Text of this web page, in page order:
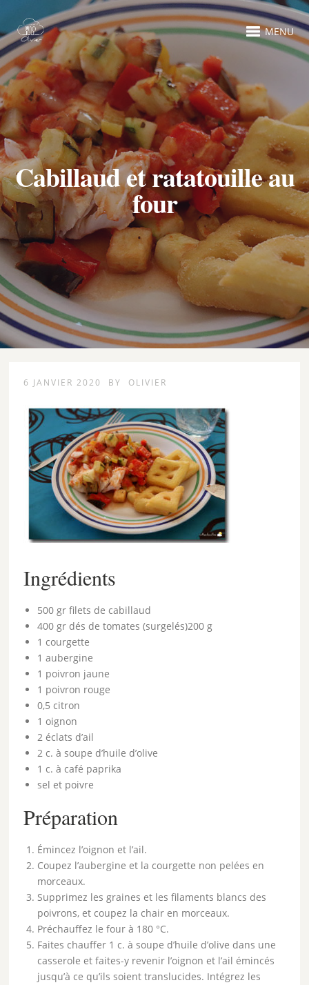
MENU
Cabillaud et ratatouille au
four
6 JANVIER 2020 BY OLIVIER
Ingrédients
500 grfilets de cabillaud
400 gr dés de tomates (surgelés)200 g
1 courgette
1 aubergine
1 poivron jaune
1 poivron rouge
0,5 citron
1 oignon
2 éclats d’ail
2 c. à soupe d’huile d’olive
1 c. à café paprika
sel et poivre
Préparation
Émincez l’oignon et l’ail.
Coupez l’aubergine et la courgette non pelées en
morceaux.
Supprimez les graines et les filaments blancs des
poivrons, et coupez la chair en morceaux.
Préchauffez le four à 180 °C.
Faites chauffer 1 c. à soupe d’huile d’olive dans une
casserole et faites-y revenir l’oignon et l’ail émincés
jusqu’à ce qu’ils soient translucides. Intégrez les